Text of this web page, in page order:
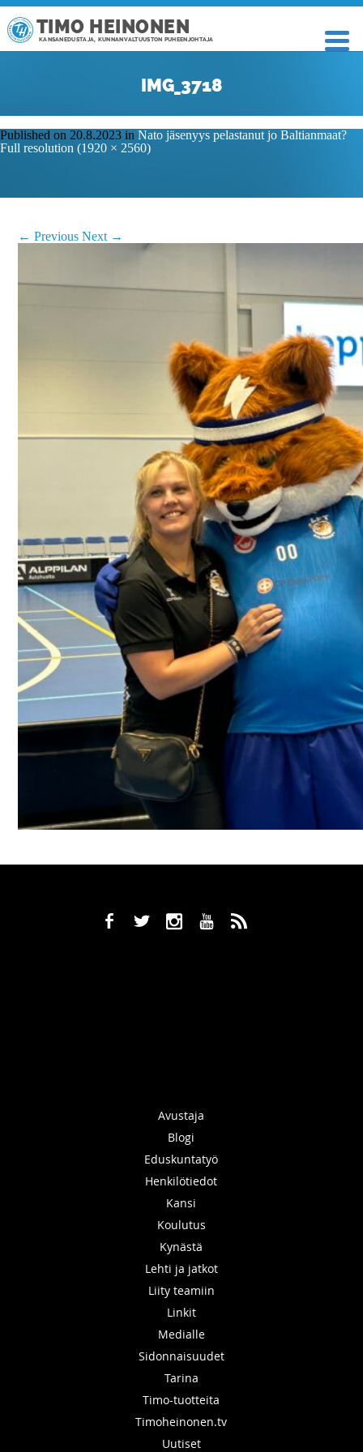
TIMO HEINONEN
KANSANEDUSTAJA, KUNNANVALTUUSTON PUHEENJOHTAJA
IMG_3718
Published on 20.8.2023 in Nato jäsenyys pelastanut jo Baltianmaat?
Full resolution (1920 × 2560)
← Previous Next →
b a x r ,
Avustaja
Blogi
Eduskuntatyö
Henkilötiedot
Kansi
Koulutus
Kynästä
Lehti ja jatkot
Liity teamiin
Linkit
Medialle
Sidonnaisuudet
Tarina
Timo-tuotteita
Timoheinonen.tv
Uutiset